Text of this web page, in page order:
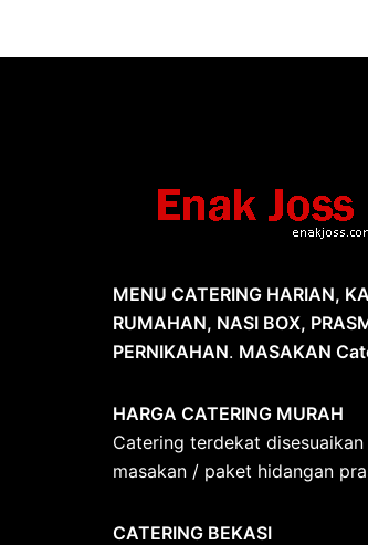
MENU CATERING HARIAN,
RUMAHAN, NASI BOX,
PERNIKAHAN. MASAKAN
HARGA CATERING MURAH
Catering terdekat disesuaikan
masakan / paket hidangan
CATERING BEKASI